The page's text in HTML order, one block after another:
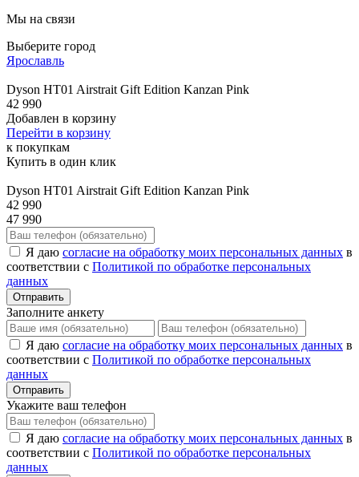
Мы на связи
Выберите город
Ярославль
Dyson HT01 Airstrait Gift Edition Kanzan Pink
42 990
Добавлен в корзину
Перейти в корзину
к покупкам
Купить в один клик
Dyson HT01 Airstrait Gift Edition Kanzan Pink
42 990
47 990
Я даю согласие на обработку моих персональных данных в
соответствии с Политикой по обработке персональных
данных
Отправить
Заполните анкету
Я даю согласие на обработку моих персональных данных в
соответствии с Политикой по обработке персональных
данных
Отправить
Укажите ваш телефон
Я даю согласие на обработку моих персональных данных в
соответствии с Политикой по обработке персональных
данных